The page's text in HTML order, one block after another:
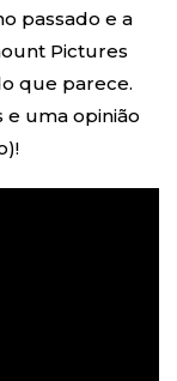
passado e a
Pictures
que parece.
e uma opinião